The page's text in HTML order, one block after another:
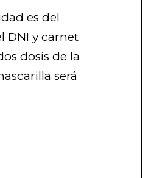
es del
DNI y carnet
dosis de la
será